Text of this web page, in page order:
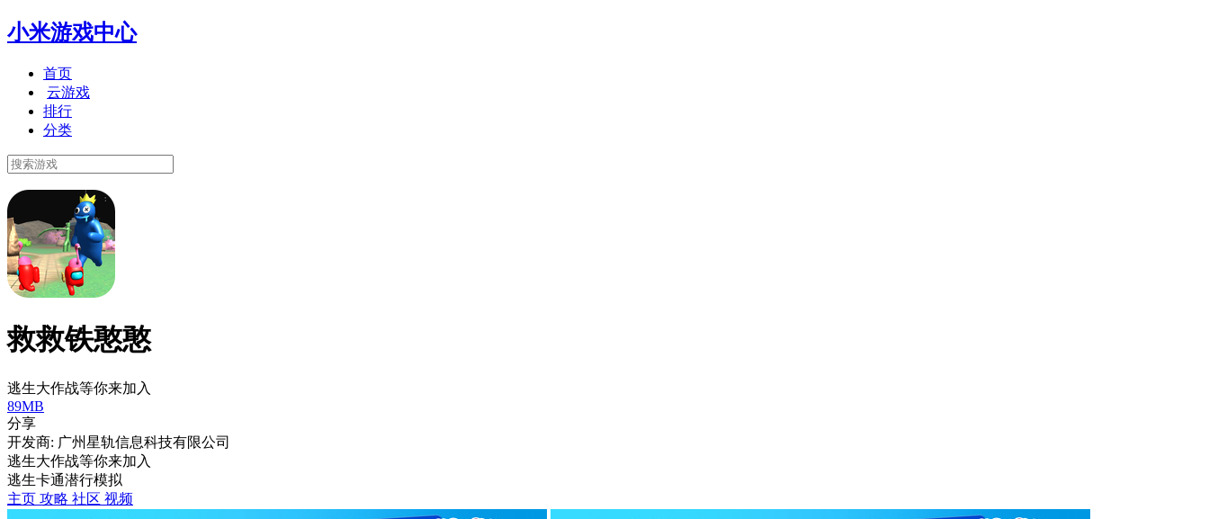
小米游戏中心
首页
云游戏
排行
分类
救救铁憨憨
逃生大作战等你来加入
89MB
分享
开发商: 广州星轨信息科技有限公司
逃生大作战等你来加入
逃生卡通潜行模拟
主页 攻略 社区 视频